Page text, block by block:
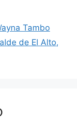
p
ar
Tambo
de El Alto,